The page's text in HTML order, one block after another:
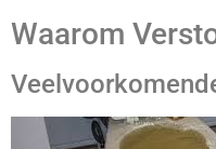
Waarom